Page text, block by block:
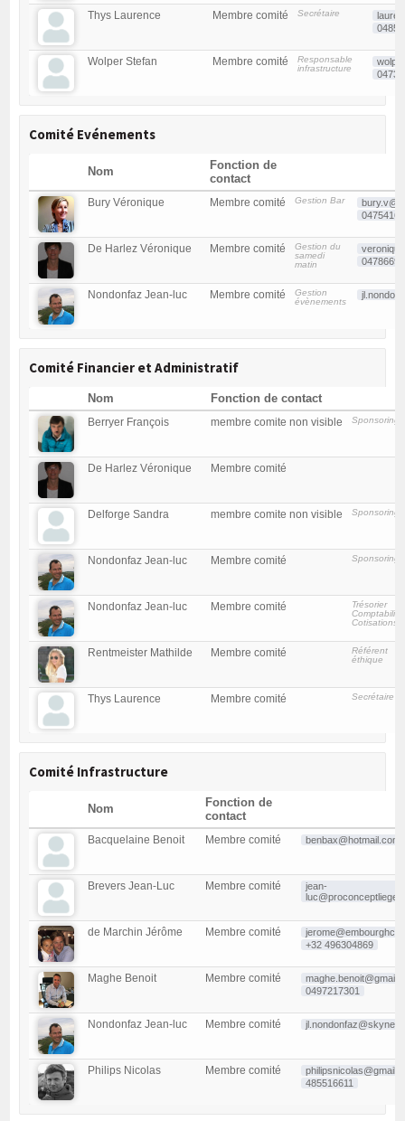
Thys Laurence Membre comité Secrétaire
Wolper Stefan Membre comité
Responsable
infrastructure
Comité Evénements
Nom
Fonction de
contact
Bury Véronique Membre comité Gestion Bar
De Harlez Véronique Membre comité
Gestion du
samedi
matin
Nondonfaz Jean-luc Membre comité
Gestion
évènements
Comité Financier et Administratif
Nom Fonction de contact
Berryer François membre comite non visible Sponsoring
De Harlez Véronique Membre comité
Delforge Sandra membre comite non visible Sponsoring
Nondonfaz Jean-luc Membre comité Sponsoring
Nondonfaz Jean-luc Membre comité
Trésorier
Comptabilité
Cotisations
Rentmeister Mathilde Membre comité
Référent
éthique
Thys Laurence Membre comité Secrétaire
Comité Infrastructure
Nom
Fonction de
contact
Bacquelaine Benoit Membre comité benbax@hotmail.com
Brevers Jean-Luc Membre comité
jean-
de Marchin Jérôme Membre comité
+32 496304869
Maghe Benoit Membre comité
0497217301
Nondonfaz Jean-luc Membre comité
Philips Nicolas Membre comité
485516611